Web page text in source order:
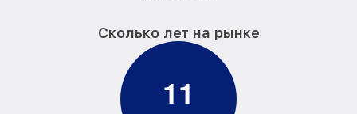
Сколько лет на рынке
11